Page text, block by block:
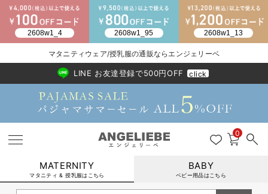
マタニティウェア/授乳服の通販ならエンジェリーベ
2026/NewArrival
送料495円(一部地域を除く) 7,700円以上で送料無料
LINE お友達登録で500円OFF click
0
MATERNITY
マタニティ & 授乳服はこちら
BABY
ベビー用品はこちら